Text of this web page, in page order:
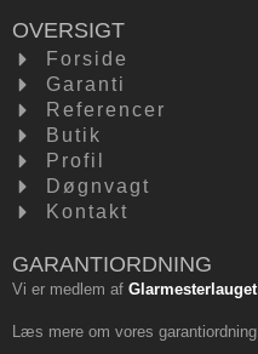
OVERSIGT
Forside
Garanti
Referencer
Butik
Profil
Døgnvagt
Kontakt
GARANTIORDNING
Vi er medlem af Glarmesterlauget
Læs mere om vores garantiordning